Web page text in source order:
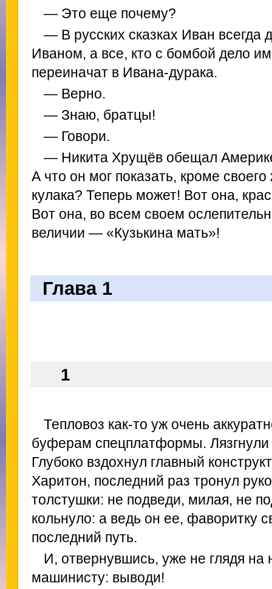
— Это еще почему?
— В русских сказках Иван всегда
Иваном, а все, кто с бомбой дело
переиначат в Ивана-дурака.
— Верно.
— Знаю, братцы!
— Говори.
— Никита Хрущёв обещал
А что он мог показать, кроме своего
кулака? Теперь может! Вот она,
Вот она, во всем своем
величии — «Кузькина мать»!
Глава 1
1
Тепловоз как-то уж очень
буферам спецплатформы. Лязгнули
Глубоко вздохнул главный
Харитон, последний раз тронул
толстушки: не подведи, милая, не
кольнуло: а ведь он ее, фаворитку
последний путь.
И, отвернувшись, уже не глядя на
машинисту: выводи!